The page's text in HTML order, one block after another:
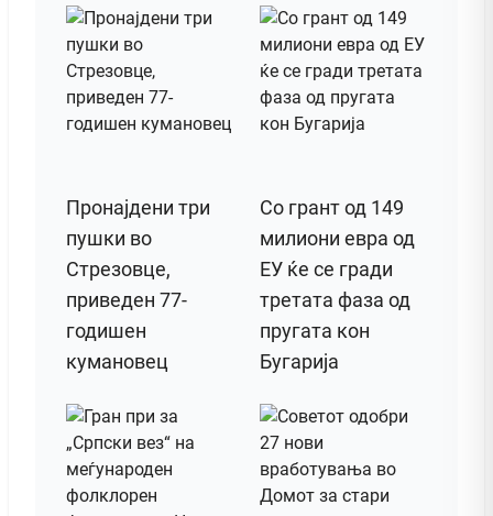
Пронајдени три
пушки во
Стрезовце,
приведен 77-
годишен
кумановец
Со грант од 149
милиони евра од
ЕУ ќе се гради
третата фаза од
пругата кон
Бугарија